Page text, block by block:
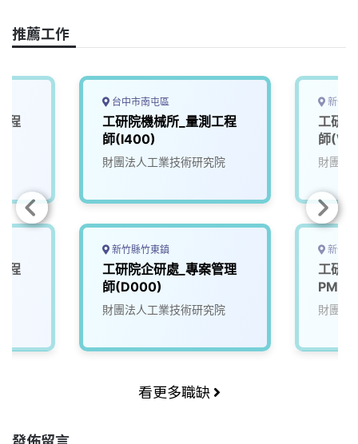
o
k
n
k
推薦工作
程
程
台中市南屯區
工研院機械所_量測工程
師(I400)
財團法人工業技術研究院
新竹縣竹東鎮
工研院企研處_專案管理
師(D000)
財團法人工業技術研究院
新竹
工研
師
財團法
新竹
工研
財團法
看更多職缺
發佈留言